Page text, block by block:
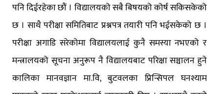
पनि दिईरहेका छौं । विद्यालयको सबै बिषयको कोर्ष सकिसकेको
छ । साथै परीक्षा समितिबाट प्रश्नपत्र तयारी पनि भईसकेको छ ।
परीक्षा अगाडि सरेकोमा विद्यालयलाई कुनै समस्या नभएको र
मन्त्रालयको सूचना अनुरूप नै विद्यालयबाट परिक्षा सञ्चालन हुने
कालिका मानवज्ञान मा.वि, बुटवलका प्रिन्सिपल घनश्याम